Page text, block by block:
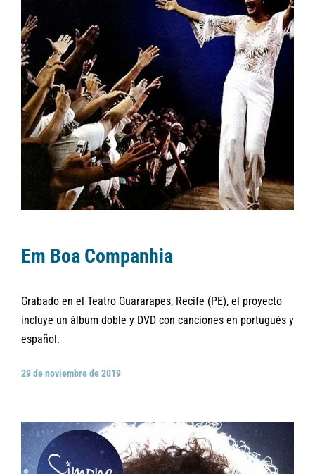
Em Boa Companhia
Grabado en el Teatro Guararapes, Recife (PE), el proyecto
incluye un álbum doble y DVD con canciones en portugués y
español.
29 de noviembre de 2019